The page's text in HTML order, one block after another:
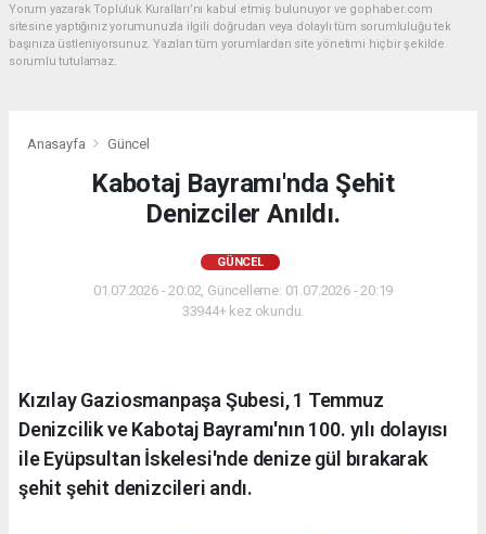
Yorum yazarak Topluluk Kuralları’nı kabul etmiş bulunuyor ve gophaber.com
sitesine yaptığınız yorumunuzla ilgili doğrudan veya dolaylı tüm sorumluluğu tek
başınıza üstleniyorsunuz. Yazılan tüm yorumlardan site yönetimi hiçbir şekilde
sorumlu tutulamaz.
Anasayfa Güncel
Kabotaj Bayramı'nda Şehit
Denizciler Anıldı.
GÜNCEL
01.07.2026 - 20:02, Güncelleme: 01.07.2026 - 20:19
33944+ kez okundu.
Kızılay Gaziosmanpaşa Şubesi, 1 Temmuz
Denizcilik ve Kabotaj Bayramı'nın 100. yılı dolayısı
ile Eyüpsultan İskelesi'nde denize gül bırakarak
şehit şehit denizcileri andı.